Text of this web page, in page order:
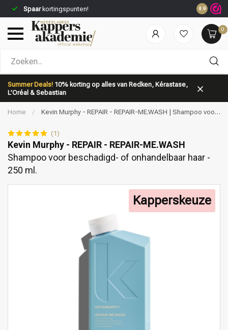
Spaarkortingspunten! 8.9
0
Summer Deals! 10% korting op alles van Redken, Kérastase,
L’Oréal & Sebastian
Welke categorie ben jij naar op zoek?
Merken Haarverzorging
Home /
Kevin Murphy - REPAIR - REPAIR-ME.WASH | Shampoo voor
(1)
Kevin Murphy - REPAIR - REPAIR-ME.WASH
Shampoo voor beschadigd- of onhandelbaar haar -
250 ml.
Kapperskeuze